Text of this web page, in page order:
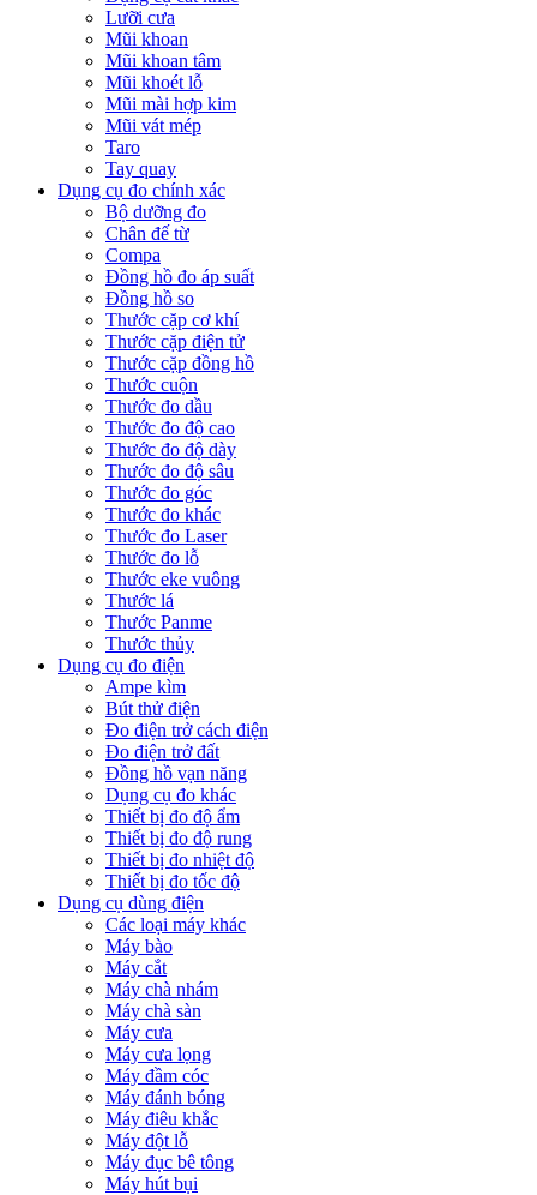
Lưỡi cưa
Mũi khoan
Mũi khoan tâm
Mũi khoét lỗ
Mũi mài hợp kim
Mũi vát mép
Taro
Tay quay
Dụng cụ đo chính xác
Bộ dưỡng đo
Chân đế từ
Compa
Đồng hồ đo áp suất
Đồng hồ so
Thước cặp cơ khí
Thước cặp điện tử
Thước cặp đồng hồ
Thước cuộn
Thước đo dầu
Thước đo độ cao
Thước đo độ dày
Thước đo độ sâu
Thước đo góc
Thước đo khác
Thước đo Laser
Thước đo lỗ
Thước eke vuông
Thước lá
Thước Panme
Thước thủy
Dụng cụ đo điện
Ampe kìm
Bút thử điện
Đo điện trở cách điện
Đo điện trở đất
Đồng hồ vạn năng
Dụng cụ đo khác
Thiết bị đo độ ẩm
Thiết bị đo độ rung
Thiết bị đo nhiệt độ
Thiết bị đo tốc độ
Dụng cụ dùng điện
Các loại máy khác
Máy bào
Máy cắt
Máy chà nhám
Máy chà sàn
Máy cưa
Máy cưa lọng
Máy đầm cóc
Máy đánh bóng
Máy điêu khắc
Máy đột lỗ
Máy đục bê tông
Máy hút bụi